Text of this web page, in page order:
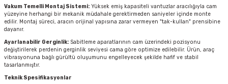
Vakum Temelli Montaj Sistemi: Yüksek emiş kapasiteli vantuzlar aracılığıyla cam
yüzeyine herhangi bir mekanik müdahale gerektirmeden saniyeler içinde monte
edilir. Montaj süreci, aracın orijinal yapısına zarar vermeyen "tak-kullan" prensibine
dayanır.
Ayarlanabilir Gerginlik: Sabitleme aparatlarının cam üzerindeki pozisyonu
değiştirilerek perdenin gerginlik seviyesi cama göre optimize edilebilir. Ürün, araç
vibrasyonuna bağlı gürültü oluşumunu engelleyecek şekilde hafif ve stabil
tasarlanmıştır.
Teknik Spesifikasyonlar